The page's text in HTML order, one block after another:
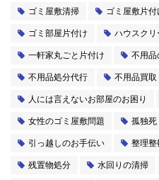
ゴミ屋敷清掃
ゴミ屋敷片付
ゴミ部屋片付け
ハウスク
一軒家丸ごと片付け
不用品
不用品処分代行
不用品買取
人には言えないお部屋のお困り
女性のゴミ屋敷問題
孤独死
引っ越しのお手伝い
整理整
残置物処分
水回りの清掃